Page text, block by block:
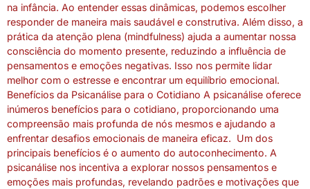
na infância. Ao entender essas dinâmicas, podemos escolher
responder de maneira mais saudável e construtiva. Além disso, a
prática da atenção plena (mindfulness) ajuda a aumentar nossa
consciência do momento presente, reduzindo a influência de
pensamentos e emoções negativas. Isso nos permite lidar
melhor com o estresse e encontrar um equilíbrio emocional.
Benefícios da Psicanálise para o Cotidiano A psicanálise oferece
inúmeros benefícios para o cotidiano, proporcionando uma
compreensão mais profunda de nós mesmos e ajudando a
enfrentar desafios emocionais de maneira eficaz. Um dos
principais benefícios é o aumento do autoconhecimento. A
psicanálise nos incentiva a explorar nossos pensamentos e
emoções mais profundas, revelando padrões e motivações que